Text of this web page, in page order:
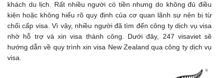
khách du lịch. Rất nhiều người có tiền nhưng do không đủ điều
kiện hoặc không hiểu rõ quy định của cơ quan lãnh sự nên bị từ
chối cấp visa. Vì vậy, nhiều người đã tìm đến công ty dịch vụ visa
nhờ hỗ trợ và xin visa thành công. Dưới đây, 247 visaviet sẽ
hướng dẫn về quy trình xin visa New Zealand qua công ty dịch vụ
visa.